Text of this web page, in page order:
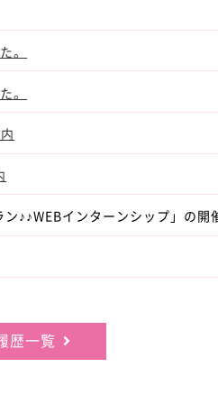
。
。
♪♪WEBインターンシップ」の開
歴一覧